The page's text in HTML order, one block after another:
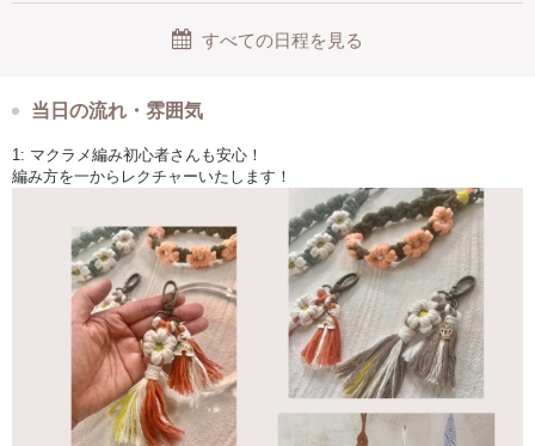
すべての日程を見る
当日の流れ・雰囲気
1: マクラメ編み初心者さんも安心！
編み方を一からレクチャーいたします！